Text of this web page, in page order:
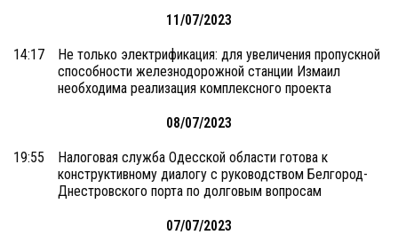
11/07/2023
14:17
Не только электрификация: для увеличения пропускной
способности железнодорожной станции Измаил
необходима реализация комплексного проекта
08/07/2023
19:55
Налоговая служба Одесской области готова к
конструктивному диалогу с руководством Белгород-
Днестровского порта по долговым вопросам
07/07/2023